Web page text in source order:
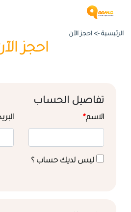
الرئيسية -> احجز الآن
احجز
تفاصيل الحساب
الاسم*
ليس لديك حساب ؟